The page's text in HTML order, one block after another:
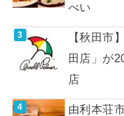
べい
【秋田市
田店」が
店
由利本荘